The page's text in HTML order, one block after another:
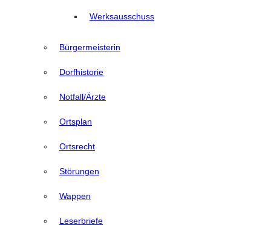
Werksausschuss
Bürgermeisterin
Dorfhistorie
Notfall/Ärzte
Ortsplan
Ortsrecht
Störungen
Wappen
Leserbriefe